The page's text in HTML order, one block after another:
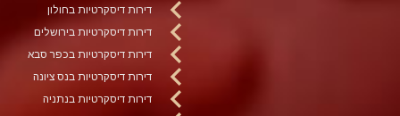
דירות דיסקרטיות בחולון
דירות דיסקרטיות בירושלים
דירות דיסקרטיות בכפר סבא
דירות דיסקרטיות בנס ציונה
דירות דיסקרטיות בנתניה